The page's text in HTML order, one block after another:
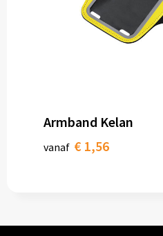
Armband Kelan
vanaf € 1,56